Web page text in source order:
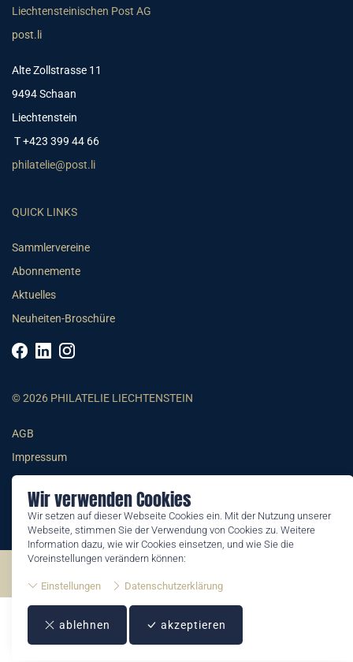
Wir verwenden Cookies
Wir setzen auf dieser Webseite Cookies ein. Mit der Nutzung unserer
Webseite, stimmen Sie der Verwendung von Cookies zu. Weitere
Information dazu, wie wir Cookies einsetzen, und wie Sie die
Voreinstellungen verändern können:
Einstellungen Datenschutzerklärung
ablehnen akzeptieren
Liechtensteinischen Post AG
post.li
Alte Zollstrasse 11
9494 Schaan
Liechtenstein
T +423 399 44 66
philatelie@post.li
QUICK LINKS
Sammlervereine
Abonnemente
Aktuelles
Neuheiten-Broschüre
© 2026 PHILATELIE LIECHTENSTEIN
AGB
Impressum
Datenschutzerklärung